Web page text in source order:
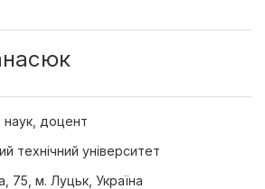
наук, доцент
технічний університет
75, м. Луцьк, Україна